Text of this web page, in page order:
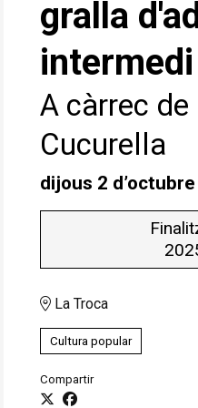
gralla
intermedi
A càrrec de
Cucurella
dijous 2 d’octubre
La Troca
Cultura popular
Compartir